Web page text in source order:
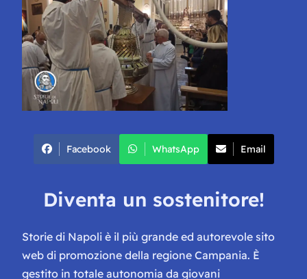
Facebook WhatsApp Email
Diventa un sostenitore!
Storie di Napoli è il più grande ed autorevole sito
web di promozione della regione Campania. È
gestito in totale autonomia da giovani